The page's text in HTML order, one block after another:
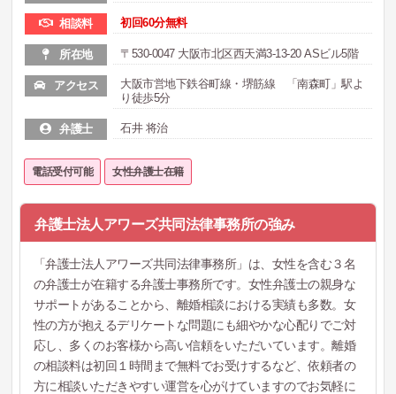
相談料 初回60分無料
所在地 〒530-0047 大阪市北区西天満3-13-20 ASビル5階
アクセス
大阪市営地下鉄谷町線・堺筋線 「南森町」駅よ
り徒歩5分
弁護士 石井 将治
電話受付可能 女性弁護士在籍
弁護士法人アワーズ共同法律事務所の強み
「弁護士法人アワーズ共同法律事務所」は、女性を含む３名
の弁護士が在籍する弁護士事務所です。女性弁護士の親身な
サポートがあることから、離婚相談における実績も多数。女
性の方が抱えるデリケートな問題にも細やかな心配りでご対
応し、多くのお客様から高い信頼をいただいています。離婚
の相談料は初回１時間まで無料でお受けするなど、依頼者の
方に相談いただきやすい運営を心がけていますのでお気軽に